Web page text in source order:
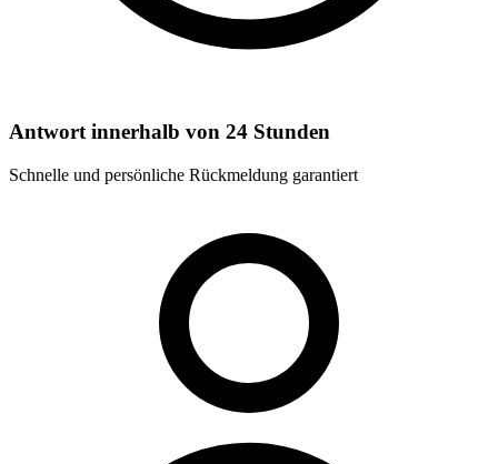
Antwort innerhalb von 24 Stunden
Schnelle und persönliche Rückmeldung garantiert